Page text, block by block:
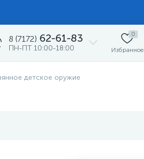
8 (7172) 62-61-83
ПН-ПТ 10:00-18:00
0
Избранное
детское оружие